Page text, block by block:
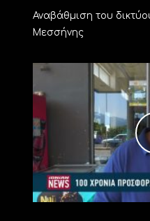
Αναβάθμιση του
Μεσσήνης